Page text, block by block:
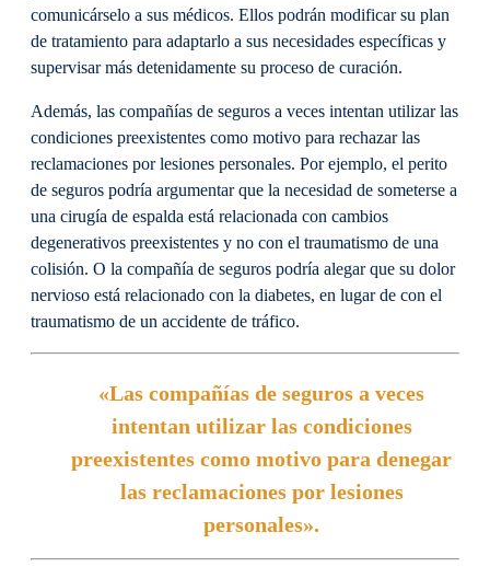
comunicárselo a sus médicos. Ellos podrán modificar su plan
de tratamiento para adaptarlo a sus necesidades específicas y
supervisar más detenidamente su proceso de curación.
Además, las compañías de seguros a veces intentan utilizar las
condiciones preexistentes como motivo para rechazar las
reclamaciones por lesiones personales. Por ejemplo, el perito
de seguros podría argumentar que la necesidad de someterse a
una cirugía de espalda está relacionada con cambios
degenerativos preexistentes y no con el traumatismo de una
colisión. O la compañía de seguros podría alegar que su dolor
nervioso está relacionado con la diabetes, en lugar de con el
traumatismo de un accidente de tráfico.
«Las compañías de seguros a veces
intentan utilizar las condiciones
preexistentes como motivo para denegar
las reclamaciones por lesiones
personales».